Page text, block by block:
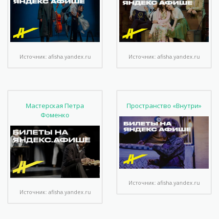
Источник: afisha.yandex.ru Источник: afisha.yandex.ru
Мастерская Петра
Фоменко
Источник: afisha.yandex.ru
Пространство «Внутри»
Источник: afisha.yandex.ru